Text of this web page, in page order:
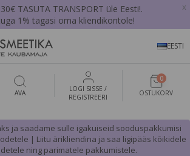
TASUTA TRANSPORT üle Eesti!.
1% tagasi oma kliendikontole!
x
EESTI
AVA
LOGI SISSE /
REGISTREERI
0
OSTUKORV
ja saadame sulle igakuiseid sooduspakkumisi
| Liitu ärikliendina ja saa ligipääs kõikidele
ning parimatele pakkumistele.